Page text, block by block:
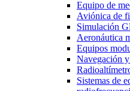
Equipo de
Aviónica de
Simulación
Aeronáutica
Equipos
Navegación
Sistemas de